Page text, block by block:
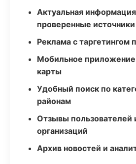
Актуальная
проверенные источники
Реклама с таргетингом
Мобильное
карты
Удобный поиск по
районам
Отзывы пользователей
организаций
Архив новостей и